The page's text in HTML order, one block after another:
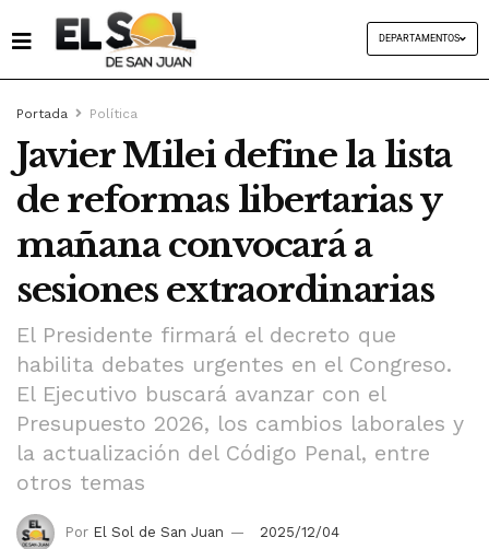
DEPARTAMENTOS
Portada Política
Javier Milei define la lista
de reformas libertarias y
mañana convocará a
sesiones extraordinarias
El Presidente firmará el decreto que
habilita debates urgentes en el Congreso.
El Ejecutivo buscará avanzar con el
Presupuesto 2026, los cambios laborales y
la actualización del Código Penal, entre
otros temas
Por El Sol de San Juan 2025/12/04